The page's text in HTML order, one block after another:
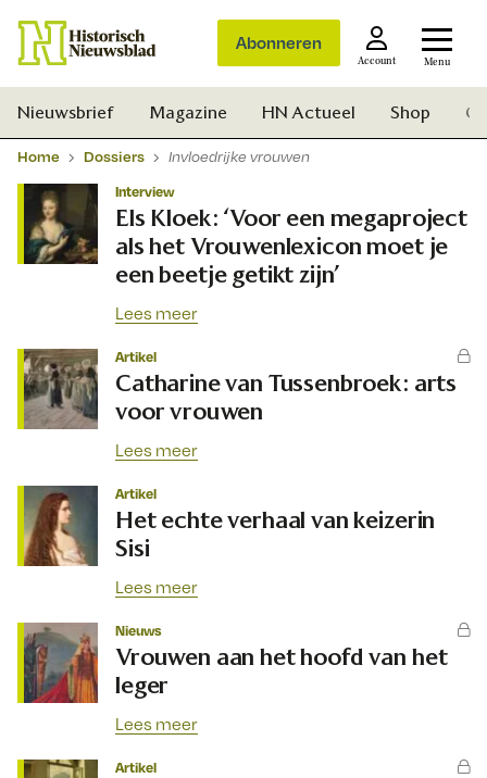
Abonneren
Account Menu
Nieuwsbrief Magazine HN Actueel Shop
Home Dossiers Invloedrijke vrouwen
Interview
Els Kloek: ‘Voor een megaproject
als het Vrouwenlexicon moet je
een beetje getikt zijn’
Lees meer
Artikel
Catharine van Tussenbroek: arts
voor vrouwen
Lees meer
Artikel
Het echte verhaal van keizerin
Sisi
Lees meer
Nieuws
Vrouwen aan het hoofd van het
leger
Lees meer
Artikel